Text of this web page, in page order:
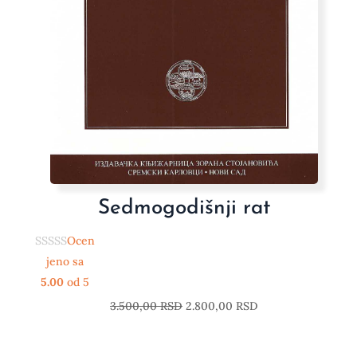
Sedmogodišnji rat
Ocen
jeno sa
5.00 od 5
3.500,00RSD 2.800,00 RSD